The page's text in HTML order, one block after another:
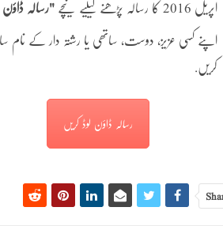
اپریل 2016 کا رسالہ پڑھنے کیلیے نیچے "رسالہ ڈاؤن
اپنے کسی عزیز، دوست، ساتھی یا رشتہ دار کے
کریں.
رسالہ ڈاؤن لوڈ کریں